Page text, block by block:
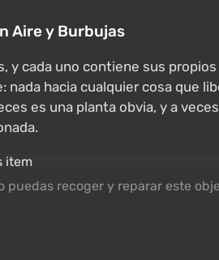
Aire y Burbujas
y cada uno contiene sus
hacia cualquier cosa que
es una planta obvia, y a
puedas recoger y reparar este